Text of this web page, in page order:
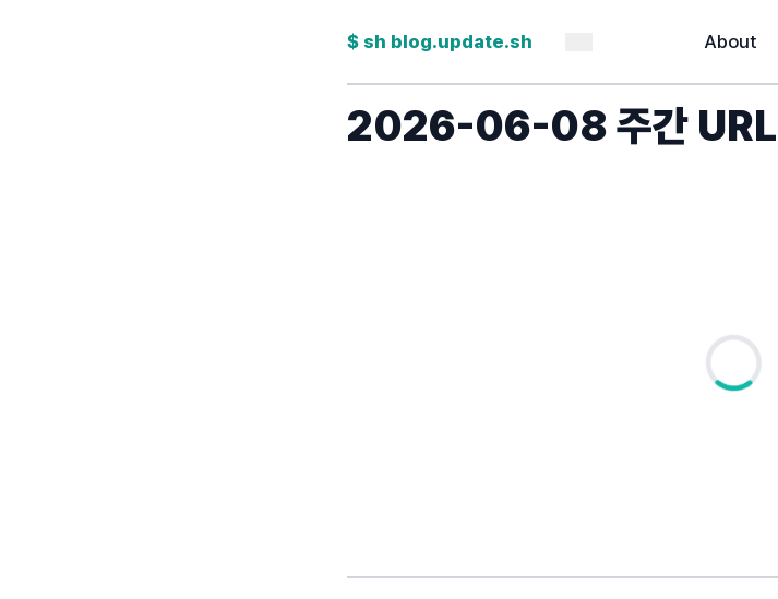
$ sh blog.update.sh
Color mode: system
About
2026-06-08 주간 URL